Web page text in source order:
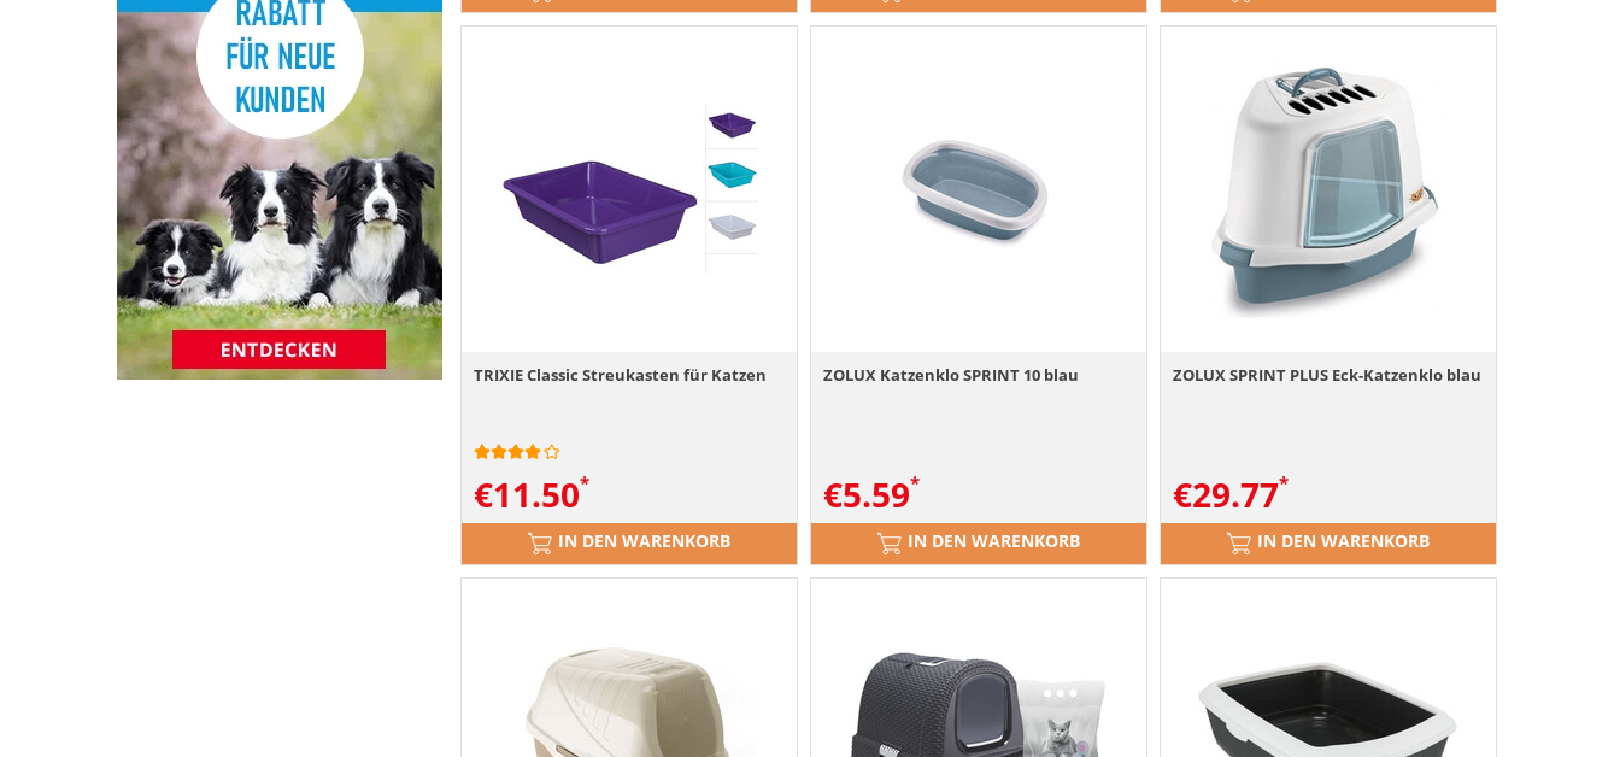
TRIXIE Classic Streukasten für Katzen
€11.50
IN DEN WARENKORB
ZOLUX Katzenklo SPRINT 10 blau
€5.59
IN DEN WARENKORB
ZOLUX SPRINT PLUS Eck-Katzenklo blau
€29.77
IN DEN WARENKORB